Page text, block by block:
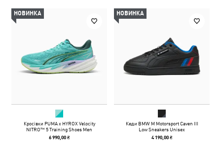
НОВИНКА
Кросівки PUMA x HYROX Velocity
NITRO™ 5 Training Shoes Men
6 990,00 ₴
НОВИНКА
Кеди BMW M Motorsport Caven III
Low Sneakers Unisex
4 190,00 ₴